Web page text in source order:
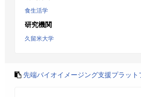
食生活学
研究機関
久留米大学
先端バイオイメージング支援プラット